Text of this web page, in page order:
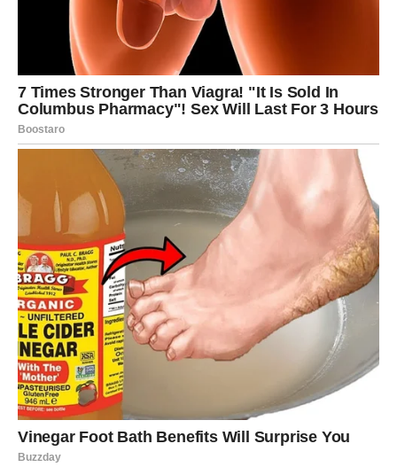
Sada dolazi nova sreća za srce.
Za slobodne Rakove, pojavljuje se osoba koja donosi
osećaj topline, razumevanja i sigurnosti. Neko ko ne žuri,
ko ne traži previše, ali daje ono najvažnije – pažnju. Ovo
može biti početak nečega lepog, čak i ako se razvija
Za Rakove u vezi, sedmica donosi emotivno približavanje.
Razgovori postaju iskreniji, a tenzije popuštaju. Ako je
bilo ćutanja – sada dolazi razumevanje. Ako je bilo
sumnje – sada dolazi potvrda. Ljubav se vraća u svoju
najlepšu formu: nežnu i sigurnu.
Ono što je važno jeste da ne vučete stare rane u nove
situacije. Nova sreća traži čisto srce. A vi ste sada
spremni za to.